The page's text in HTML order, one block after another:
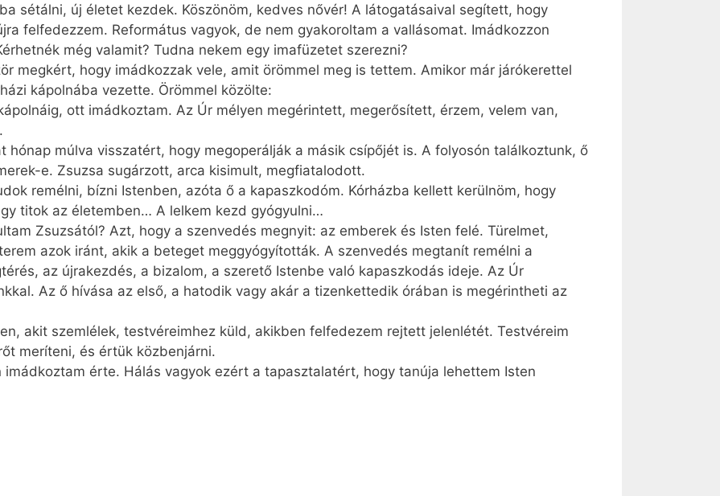
sétálni, új életet kezdek. Köszönöm, kedves nővér! A látogatásaival segített, hogy
felfedezzem. Református vagyok, de nem gyakoroltam a vallásomat. Imádkozzon
még valamit? Tudna nekem egy imafüzetet szerezni?
megkért, hogy imádkozzak vele, amit örömmel meg is tettem. Amikor már járókerettel
kápolnába vezette. Örömmel közölte:
ott imádkoztam. Az Úr mélyen megérintett, megerősített, érzem, velem van,
hónap múlva visszatért, hogy megoperálják a másik csípőjét is. A folyosón találkoztunk, ő
e. Zsuzsa sugárzott, arca kisimult, megfiatalodott.
remélni, bízni Istenben, azóta ő a kapaszkodóm. Kórházba kellett kerülnöm, hogy
titok az életemben… A lelkem kezd gyógyulni…
Zsuzsától? Azt, hogy a szenvedés megnyit: az emberek és Isten felé. Türelmet,
azok iránt, akik a beteget meggyógyították. A szenvedés megtanít remélni a
az újrakezdés, a bizalom, a szerető Istenbe való kapaszkodás ideje. Az Úr
Az ő hívása az első, a hatodik vagy akár a tizenkettedik órában is megérintheti az
akit szemlélek, testvéreimhez küld, akikben felfedezem rejtett jelenlétét. Testvéreim
meríteni, és értük közbenjárni.
érte. Hálás vagyok ezért a tapasztalatért, hogy tanúja lehettem Isten